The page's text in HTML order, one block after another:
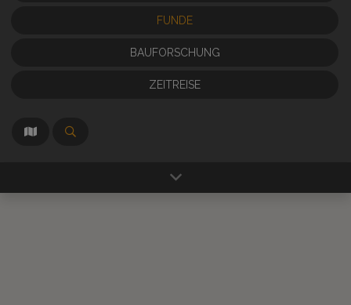
FUNDE
BAUFORSCHUNG
ZEITREISE